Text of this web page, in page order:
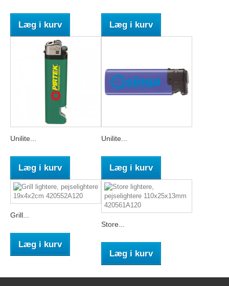
Læg i kurv Læg i kurv
Unilite...
Læg i kurv
Unilite...
Læg i kurv
Grill...
Læg i kurv
Store...
Læg i kurv